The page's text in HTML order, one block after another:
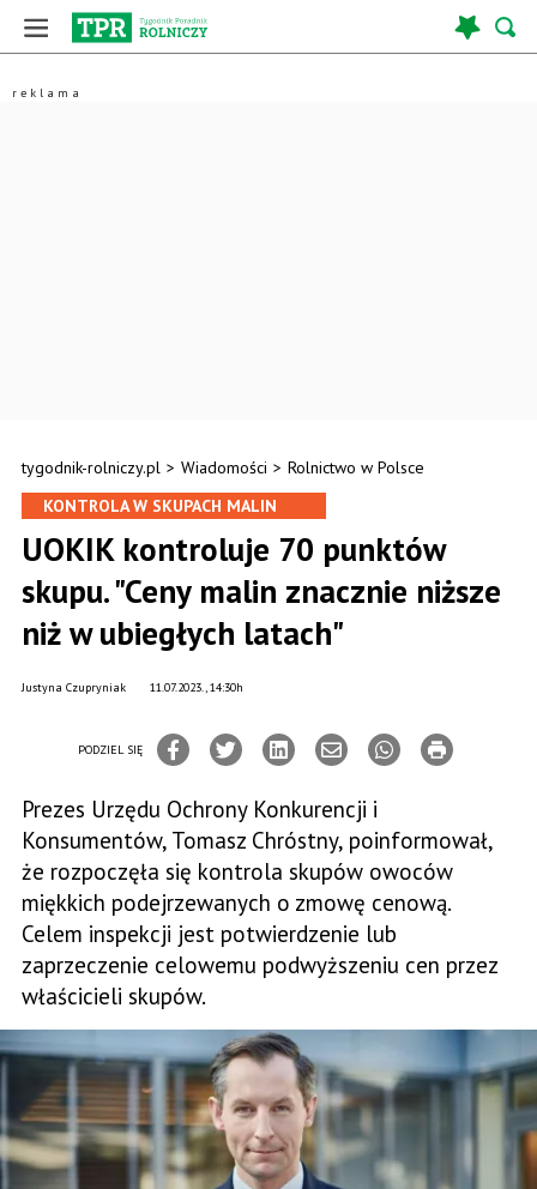
tygodnik-rolniczy.pl > Wiadomości > Rolnictwo w Polsce
KONTROLA W SKUPACH MALIN
UOKIK kontroluje 70 punktów
skupu. "Ceny malin znacznie niższe
niż w ubiegłych latach"
11.07.2023., 14:30h
Justyna Czupryniak
PODZIEL SIĘ
Prezes Urzędu Ochrony Konkurencji i
Konsumentów, Tomasz Chróstny, poinformował,
że rozpoczęła się kontrola skupów owoców
miękkich podejrzewanych o zmowę cenową.
Celem inspekcji jest potwierdzenie lub
zaprzeczenie celowemu podwyższeniu cen przez
właścicieli skupów.